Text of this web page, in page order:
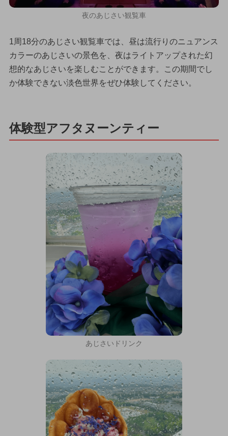
夜のあじさい観覧車
1周18分のあじさい観覧車では、昼は流行りのニュアンス
カラーのあじさいの景色を、夜はライトアップされた幻
想的なあじさいを楽しむことができます。この期間でし
か体験できない淡色世界をぜひ体験してください。
体験型アフタヌーンティー
あじさいドリンク